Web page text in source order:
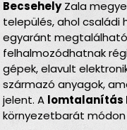
BecsehelyZala
település, ahol családi
egyaránt
felhalmozódhatnak
gépek, elavult
származó anyagok,
jelent. A lomtalanítás
környezetbarát módon